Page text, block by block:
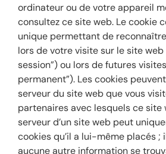
ordinateur ou de votre appareil
consultez ce site web. Le cookie
unique permettant de
lors de votre visite sur le site web
session”) ou lors de futures
permanent”). Les cookies
serveur du site web que vous
partenaires avec lesquels ce site
serveur d’un site web peut
cookies qu’il a lui-même placés ;
aucune autre information se